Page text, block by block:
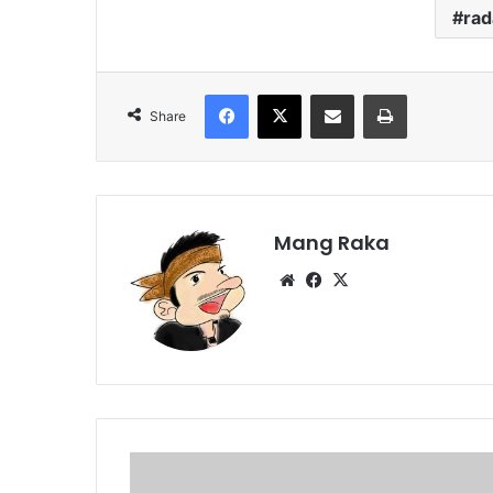
Share
Facebook
X Share via Email Print
Mang Raka
WebsiteFacebook